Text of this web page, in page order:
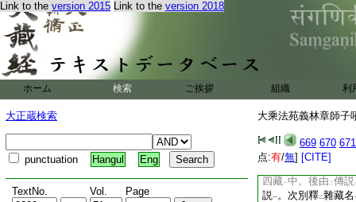
Link to the version 2015 Link to the version 2018
ホーム 検索 ご挨拶 組織 利
大正蔵検索
punctuation Hangul Eng
TextNo. Vol. Page
大乘法苑義林章師子
669 670 671
点:有/無] [CITE]
十二縁起觀。如レ
是
[章]或説四藏
至 廣
中。第三示二四藏名
。後明
者。四十二
附 後漢録 。有 三
論一。上卷 九紙 申
外結集大衆部四藏
同 謂但詮定等下
[章]集藏傳説 至
四藏一中。後由 二傳説
説一。次別釋二雜藏名